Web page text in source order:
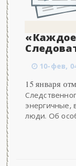
«Каждое
10-фев,
15 января
люди. Об